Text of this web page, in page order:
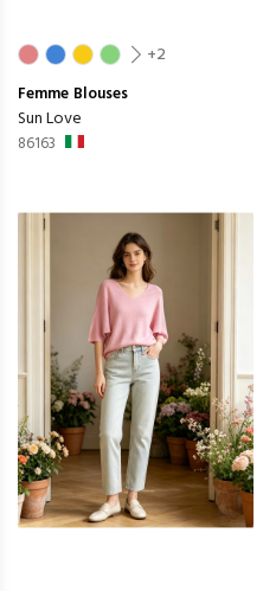
+2
Femme Blouses
Sun Love
86163